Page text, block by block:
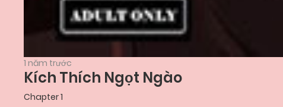
1 năm trước
Kích Thích Ngọt Ngào
Chapter 1